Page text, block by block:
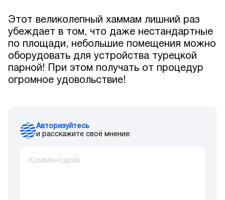
Этот великолепный хаммам лишний раз
убеждает в том, что даже нестандартные
по площади, небольшие помещения можно
оборудовать для устройства турецкой
парной! При этом получать от процедур
огромное удовольствие!
Авторизуйтесь
и расскажите своё мнение: